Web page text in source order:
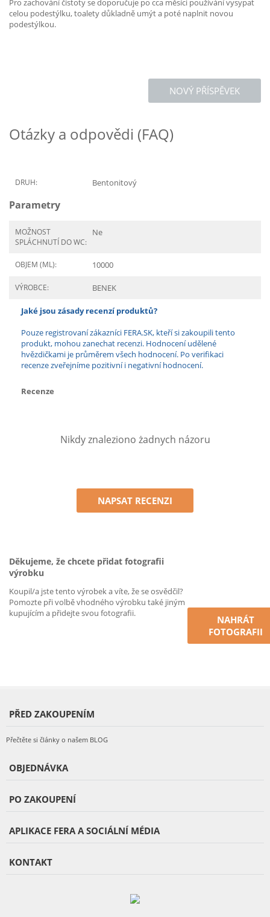
Pro zachování čistoty se doporučuje po cca měsíci používání vysypat
celou podestýlku, toalety důkladně umýt a poté naplnit novou
podestýlkou.
NOVÝ PŘÍSPĚVEK
Otázky a odpovědi (FAQ)
DRUH: Bentonitový
Parametry
MOŽNOST
SPLÁCHNUTÍ DO WC:
Ne
OBJEM (ML): 10000
VÝROBCE: BENEK
Jaké jsou zásady recenzí produktů?
Pouze registrovaní zákazníci FERA.SK, kteří si zakoupili tento
produkt, mohou zanechat recenzi. Hodnocení udělené
hvězdičkami je průměrem všech hodnocení. Po verifikaci
recenze zveřejníme pozitivní i negativní hodnocení.
Recenze
Nikdy znaleziono żadnych názoru
NAPSAT RECENZI
Děkujeme, že chcete přidat fotografii
výrobku
Koupil/a jste tento výrobek a víte, že se osvědčil?
Pomozte při volbě vhodného výrobku také jiným
kupujícím a přidejte svou fotografii.
NAHRÁT
FOTOGRAFII
PŘED ZAKOUPENÍM
Přečtěte si články o našem BLOG
OBJEDNÁVKA
PO ZAKOUPENÍ
APLIKACE FERA A SOCIÁLNÍ MÉDIA
KONTAKT